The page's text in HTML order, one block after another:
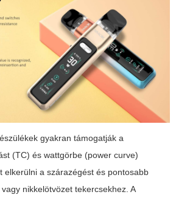
gyakran támogatják a
(TC) és wattgörbe (power curve)
elkerülni a szárazégést és pontosabb
nikkelötvözet tekercsekhez. A